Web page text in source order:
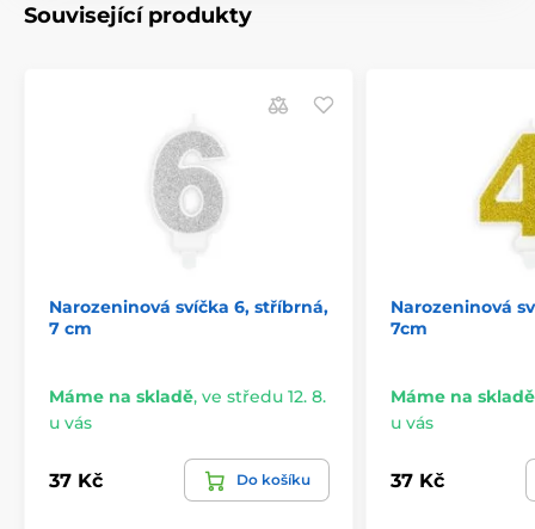
Související produkty
Narozeninová svíčka 6, stříbrná,
7 cm
Máme na skladě, ve středu 12. 8.
u vás
37 Kč Do košíku
Narozeninová
7cm
Máme na skladě
u vás
37 Kč